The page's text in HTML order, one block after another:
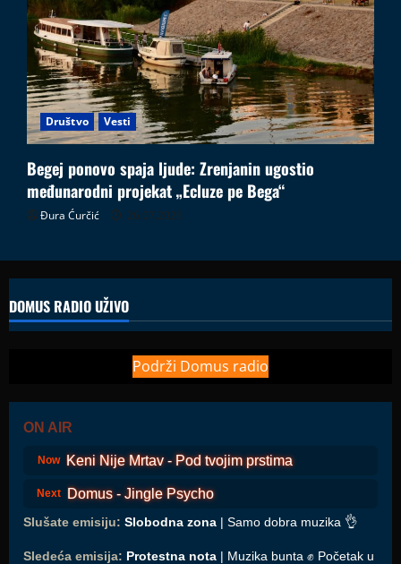
Društvo Vesti
Begej ponovo spaja ljude: Zrenjanin ugostio
međunarodni projekat „Ecluze pe Bega“
Đura Ćurčić 26.07.2026
DOMUS RADIO UŽIVO
Podrži Domus radio
ON AIR
Now Keni Nije Mrtav - Pod tvojim prstima
Next Domus - Jingle Psycho
Slušate emisiju: Slobodna zona | Samo dobra muzika 👌
Sledeća emisija: Protestna nota | Muzika bunta ✊ Početak u